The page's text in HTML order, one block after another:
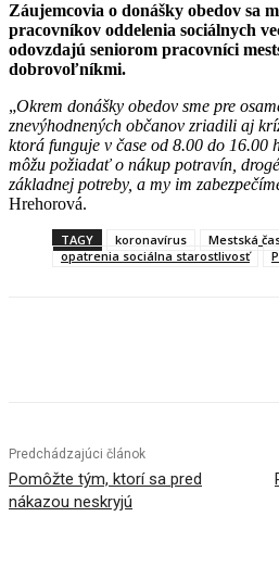
Záujemcovia o donášky obedov sa
pracovníkov oddelenia sociálnych
odovzdajú seniorom pracovníci
dobrovoľníkmi.
„Okrem donášky obedov sme pre
znevýhodnených občanov zriadili aj
ktorá funguje v čase od 8.00 do 16.00
môžu požiadať o nákup potravín,
základnej potreby, a my im
Hrehorová.
TAGY koronavírus
Mestská
opatrenia sociálna starostlivosť
Predchádzajúci článok
Pomôžte tým, ktorí sa pred
nákazou neskryjú